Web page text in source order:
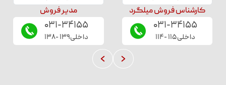
کارشناس فروش میلگرد
۰۳۱-۳۴۱۵۵
داخلی۱۱۵-۱۱۴
مدیر فروش
۰۳۱-۳۴۱۵۵
داخلی۱۳۹-۱۳۸